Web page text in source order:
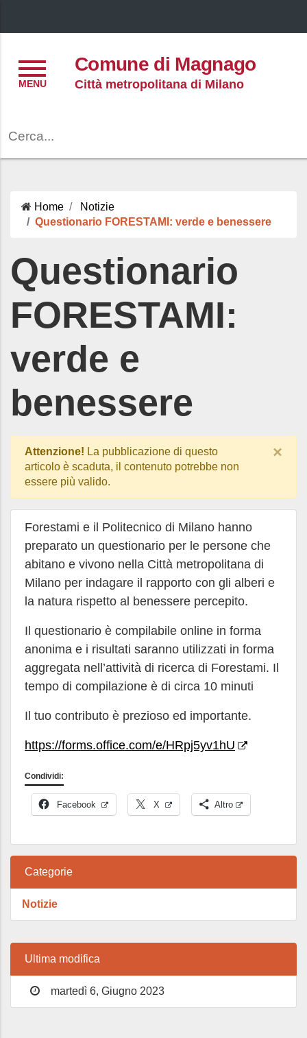
Comune di Magnago
Città metropolitana di Milano
Home
Notizie
Questionario FORESTAMI: verde e benessere
Questionario
FORESTAMI:
verde e
benessere
Attenzione! La pubblicazione di questo
articolo è scaduta, il contenuto potrebbe non
essere più valido.
×
Forestami e il Politecnico di Milano hanno
preparato un questionario per le persone che
abitano e vivono nella Città metropolitana di
Milano per indagare il rapporto con gli alberi e
la natura rispetto al benessere percepito.
Il questionario è compilabile online in forma
anonima e i risultati saranno utilizzati in forma
aggregata nell’attività di ricerca di Forestami. Il
tempo di compilazione è di circa 10 minuti
Il tuo contributo è prezioso ed importante.
https://forms.office.com/e/HRpj5yv1hU
Condividi:
Facebook X Altro
Categorie
Notizie
Ultima modifica
martedì 6, Giugno 2023